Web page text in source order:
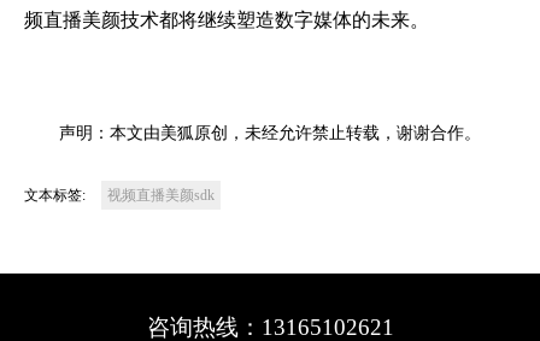
频直播美颜技术都将继续塑造数字媒体的未来。
声明：本文由美狐原创，未经允许禁止转载，谢谢合作。
文本标签: 视频直播美颜sdk
咨询热线：13165102621